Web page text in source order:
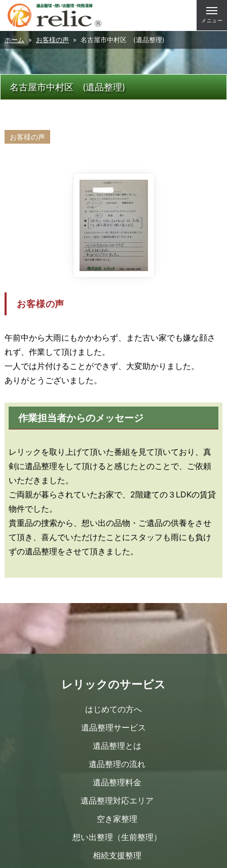
メニュー
ホーム » お客様の声» 名古屋市中村区 (遺品整理)
名古屋市中村区 (遺品整理)
お客様の声
お客様の声
午前中から大雨にもかかわらず、また古い家でも嫌な顔さ
れず、作業して頂けました。
一人では片付けることができず、大変助かりました。
ありがとうございました。
作業担当者からのメッセージ
レリックを取り上げて頂いた番組を見て頂いており、真
剣に遺品整理をして頂けると感じたとのことで、ご依頼
いただきました。
ご両親が暮らされていたお家で、2階建ての３LDKの賃貸
物件でした。
貴重品の捜索から、想い出の品物・ご遺品の供養をさせ
て頂き、喜んでいただけたことにスタッフも雨にも負け
ずの遺品整理をさせて頂きました。
レリックのサービス
はじめての方へ
遺品整理サービス
遺品整理とは
遺品整理の流れ
遺品整理料金
遺品整理対応エリア
空き家整理
想い出整理（生前整理）
相続支援整理